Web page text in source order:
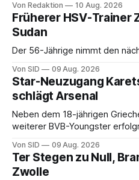
Von Redaktion 10 Aug. 2026
Früherer HSV-Trainer
Sudan
Der 56-Jährige nimmt den
Von SID 09 Aug. 2026
Star-Neuzugang
schlägt Arsenal
Neben dem 18-jährigen
weiterer BVB-Youngster
Von SID 09 Aug. 2026
Ter Stegen zu Null,
Zwolle